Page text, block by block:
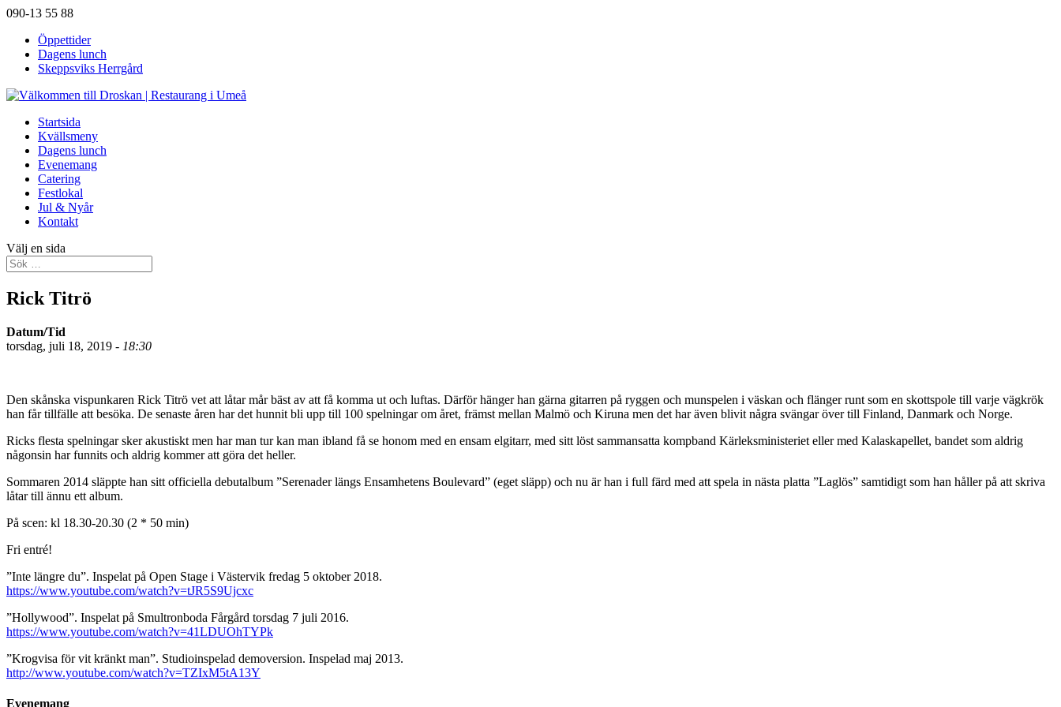
090-13 55 88
Öppettider
Dagens lunch
Skeppsviks Herrgård
Startsida
Kvällsmeny
Dagens lunch
Evenemang
Catering
Festlokal
Jul & Nyår
Kontakt
Välj en sida
Rick Titrö
Datum/Tid
torsdag, juli 18, 2019 - 18:30
Den skånska vispunkaren Rick Titrö vet att låtar mår bäst av att få komma ut och luftas. Därför hänger han gärna gitarren på ryggen och munspelen i väskan och flänger runt som en skottspole till varje vägkrök
han får tillfälle att besöka. De senaste åren har det hunnit bli upp till 100 spelningar om året, främst mellan Malmö och Kiruna men det har även blivit några svängar över till Finland, Danmark och Norge.
Ricks flesta spelningar sker akustiskt men har man tur kan man ibland få se honom med en ensam elgitarr, med sitt löst sammansatta kompband Kärleksministeriet eller med Kalaskapellet, bandet som aldrig
någonsin har funnits och aldrig kommer att göra det heller.
Sommaren 2014 släppte han sitt officiella debutalbum ”Serenader längs Ensamhetens Boulevard” (eget släpp) och nu är han i full färd med att spela in nästa platta ”Laglös” samtidigt som han håller på att skriva
låtar till ännu ett album.
På scen: kl 18.30-20.30 (2 * 50 min)
Fri entré!
​​​​​​​​​​​​​​​​​​​​​​​​​​​​​”Inte längre du”. Inspelat på Open Stage i Västervik fredag 5 oktober 2018.​​​​​​​​​​​​​​​​​​​​​​​​​​​​​
https://www.youtube.com/watch?v=tJR5S9Ujcxc
​​​​​​​​​​​​​​​​​​​​​​​​​​​​​”Hollywood”. Inspelat på Smultronboda Fårgård torsdag 7 juli 2016.​​​​​​​​​​​​​​​​​​​​​​​​​​​​​
https://www.youtube.com/watch?v=41LDUOhTYPk
”Krogvisa för vit kränkt man”. Studioinspelad demoversion. Inspelad maj 2013.​​​​​​​​​​​​​​​​​​​​​​​​​​​​​
http://www.youtube.com/watch?v=TZIxM5tA13Y​​​​​​​​​​​​​​​​​​​​​​​​​​​​​
Evenemang